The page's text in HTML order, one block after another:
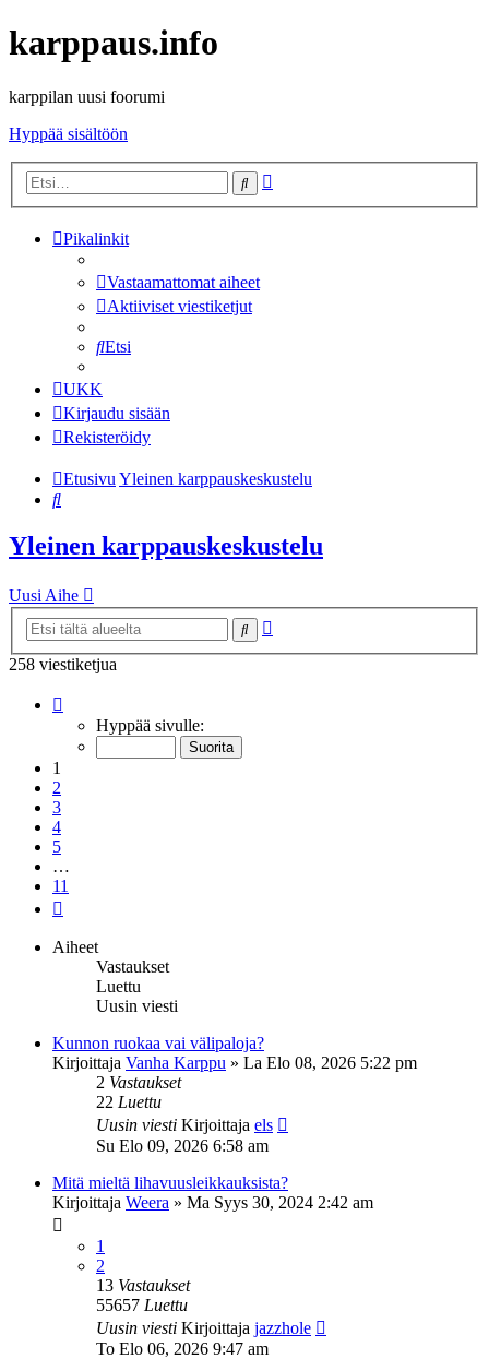
karppaus.info
karppilan uusi foorumi
Hyppää sisältöön
Etsi
Pikalinkit
Vastaamattomat aiheet
Aktiiviset viestiketjut
Etsi
UKK
Kirjaudu sisään
Rekisteröidy
EtusivuYleinen karppauskeskustelu
Etsi
Yleinen karppauskeskustelu
Uusi Aihe
Etsi
258 viestiketjua
11 Hyppää sivulle:
1
2
3
4
5
…
11
Aiheet
Vastaukset
Luettu
Uusin viesti
Kunnon ruokaa vai välipaloja?
Kirjoittaja Vanha Karppu » La Elo 08, 2026 5:22 pm
2 Vastaukset
22 Luettu
Uusin viesti Kirjoittaja els
Su Elo 09, 2026 6:58 am
Mitä mieltä lihavuusleikkauksista?
Kirjoittaja Weera » Ma Syys 30, 2024 2:42 am
1
2
13 Vastaukset
55657 Luettu
Uusin viesti Kirjoittaja jazzhole
To Elo 06, 2026 9:47 am